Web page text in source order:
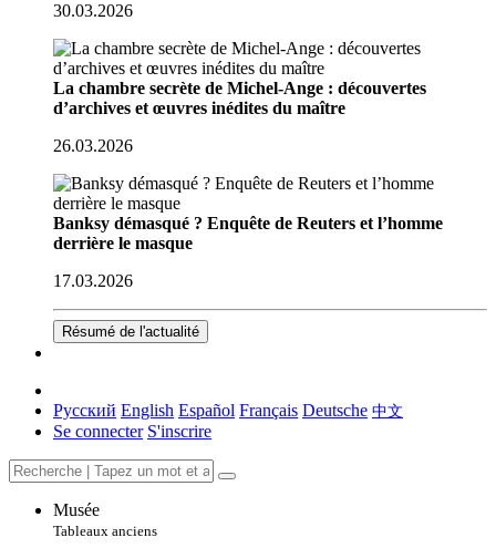
30.03.2026
La chambre secrète de Michel-Ange : découvertes
d’archives et œuvres inédites du maître
26.03.2026
Banksy démasqué ? Enquête de Reuters et l’homme
derrière le masque
17.03.2026
Résumé de l'actualité
Русский English Español Français Deutsche 中文
Se connecter S'inscrire
Musée
Tableaux anciens